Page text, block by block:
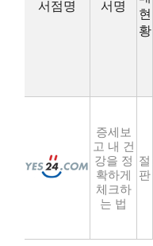
서점명 서명
현
황
증세보
고 내 건
강을 정
확하게
체크하
는 법
절
판